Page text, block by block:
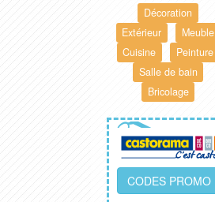
Décoration
Extérieur
Meuble
Cuisine
Peinture
Salle de bain
Bricolage
CODES PROMO